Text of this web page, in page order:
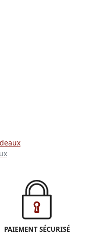
PAIEMENT SÉCURISÉ